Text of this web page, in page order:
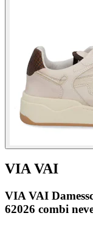
VIA VAI
VIA VAI
62026 combi